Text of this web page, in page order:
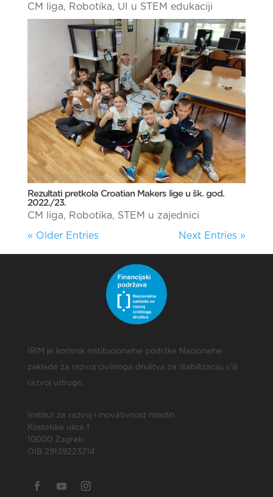
CM liga, Robotika, UI u STEM edukaciji
Rezultati pretkola Croatian Makers lige u šk. god.
2022./23.
CM liga, Robotika, STEM u zajednici
« Older Entries Next Entries »
IRIM je korisnik institucionalne podrške Nacionalne
zaklade za razvoj civilnoga društva za stabilizaciju i/ili
razvoj udruge.
Institut za razvoj i inovativnost mladih
Kostelska ulica 1
10000 Zagreb
OIB 29139223214